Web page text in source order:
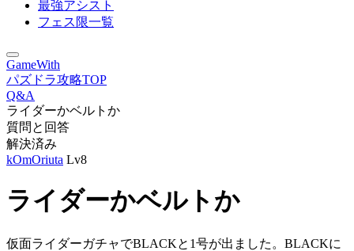
最強アシスト
フェス限一覧
GameWith
パズドラ攻略TOP
Q&A
ライダーかベルトか
質問と回答
解決済み
kOmOriuta Lv8
ライダーかベルトか
仮面ライダーガチャでBLACKと1号が出ました。BLACKに